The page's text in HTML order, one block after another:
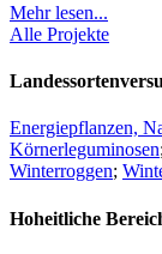
Mehr lesen...
Alle Projekte
Energiepflanzen,
Körnerleguminosen
Winterroggen;
Hoheitliche